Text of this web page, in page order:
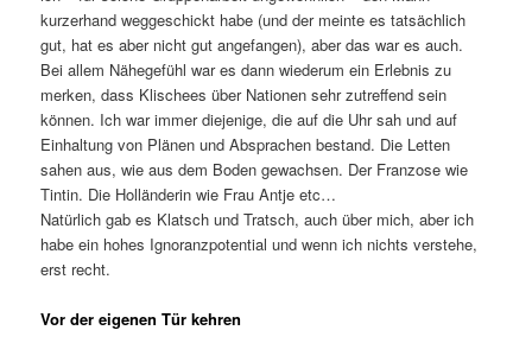
kurzerhand weggeschickt habe (und der meinte es tatsächlich
gut, hat es aber nicht gut angefangen), aber das war es auch.
Bei allem Nähegefühl war es dann wiederum ein Erlebnis zu
merken, dass Klischees über Nationen sehr zutreffend sein
können. Ich war immer diejenige, die auf die Uhr sah und auf
Einhaltung von Plänen und Absprachen bestand. Die Letten
sahen aus, wie aus dem Boden gewachsen. Der Franzose wie
Tintin. Die Holländerin wie Frau Antje etc…
Natürlich gab es Klatsch und Tratsch, auch über mich, aber ich
habe ein hohes Ignoranzpotential und wenn ich nichts verstehe,
erst recht.
Vor der eigenen Tür kehren